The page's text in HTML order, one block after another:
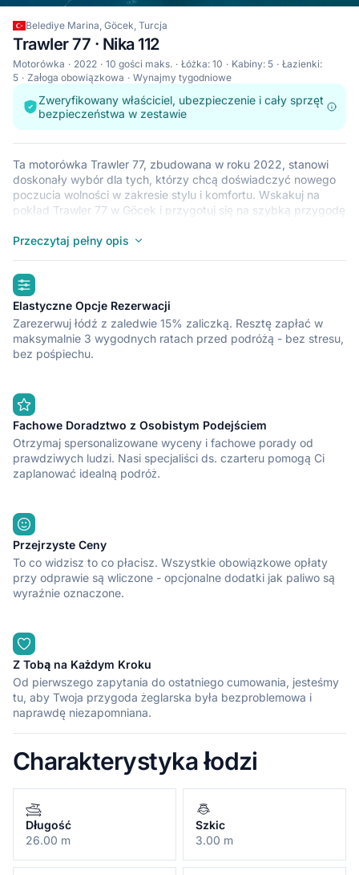
Belediye Marina, Göcek, Turcja
Trawler 77 · Nika 112
Motorówka 2022 10 gości maks. Łóżka: 10 Kabiny: 5
Łazienki:
5
Załoga obowiązkowa Wynajmy tygodniowe
Zweryfikowany właściciel, ubezpieczenie i cały sprzęt
bezpieczeństwa w zestawie
Ta motorówka Trawler 77, zbudowana w roku 2022, stanowi
doskonały wybór dla tych, którzy chcą doświadczyć nowego
poczucia wolności w zakresie stylu i komfortu. Wskakuj na
pokład Trawler 77 w Göcek i przygotuj się na szybką przygodę
gości i jest idealna do zwiedzania odludnych zatoczek i plaż w
przystani Belediye Marina (Göcek), która jest dogodną bazą do
zwiedzania statkiem okolic takich jak Göcek. Dowiedz się
więcej na temat łodzi motorowej Trawler 77 poniżej.
Przeczytaj pełny opis
highlights
Elastyczne Opcje Rezerwacji
Zarezerwuj łódź z zaledwie 15% zaliczką. Resztę zapłać w
maksymalnie 3 wygodnych ratach przed podróżą - bez stresu,
bez pośpiechu.
Fachowe Doradztwo z Osobistym Podejściem
Otrzymaj spersonalizowane wyceny i fachowe porady od
prawdziwych ludzi. Nasi specjaliści ds. czarteru pomogą Ci
zaplanować idealną podróż.
Przejrzyste Ceny
To co widzisz to co płacisz. Wszystkie obowiązkowe opłaty
przy odprawie są wliczone - opcjonalne dodatki jak paliwo są
wyraźnie oznaczone.
Z Tobą na Każdym Kroku
Od pierwszego zapytania do ostatniego cumowania, jesteśmy
tu, aby Twoja przygoda żeglarska była bezproblemowa i
naprawdę niezapomniana.
Charakterystyka łodzi
Długość
26.00 m
Szkic
3.00 m